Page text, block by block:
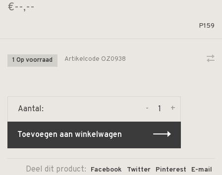
€--,--
P159
1 Op voorraad Artikelcode OZ0938
Aantal: +
-
Toevoegen aan winkelwagen
Deel dit product: Facebook Twitter Pinterest E-mail